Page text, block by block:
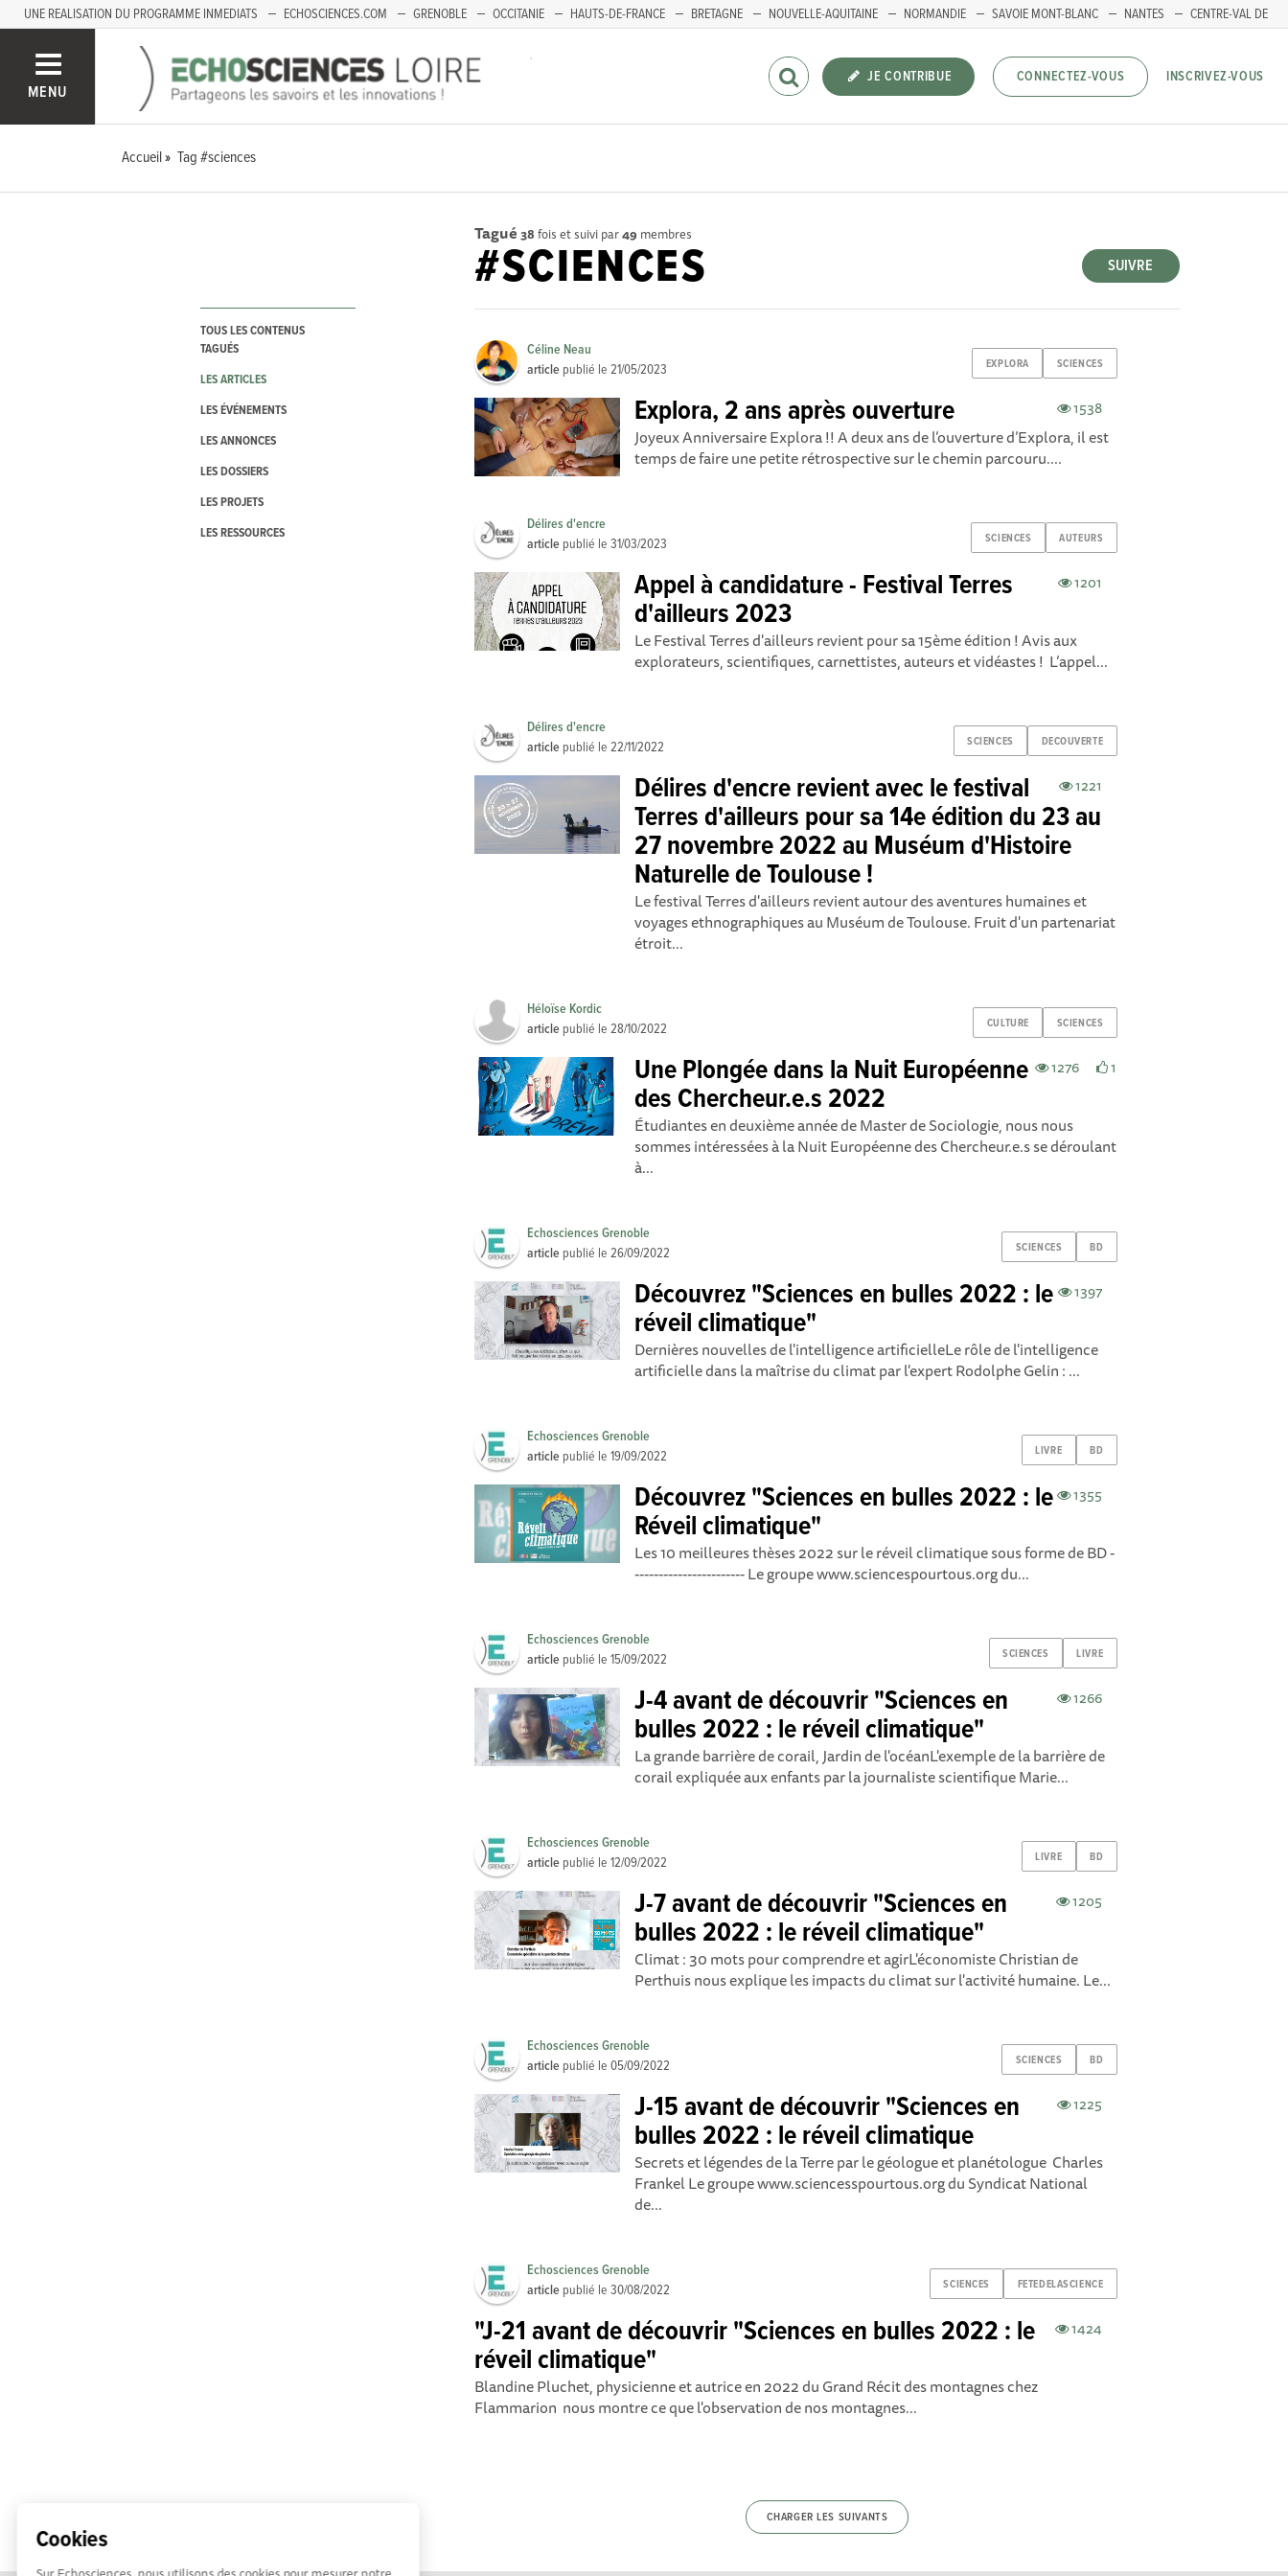
Cookies
UNE REALISATION DU PROGRAMME INMEDIATS ECHOSCIENCES.COM GRENOBLE OCCITANIE HAUTS-DE-FRANCE BRETAGNE NOUVELLE-AQUITAINE NORMANDIE SAVOIE MONT-BLANC NANTES
CENTRE-VAL DE
MENU
JE CONTRIBUE CONNECTEZ-VOUS INSCRIVEZ-VOUS
Accueil Tag #sciences
TOUS LES CONTENUS
TAGUÉS
LES ARTICLES
LES ÉVÉNEMENTS
LES ANNONCES
LES DOSSIERS
LES PROJETS
LES RESSOURCES
Tagué 38 fois et suivi par49 membres
SUIVRE
#SCIENCES
EXPLORA SCIENCES
Céline Neau
article publié le21/05/2023
1538
Explora, 2 ans après ouverture
Joyeux Anniversaire Explora !! A deux ans de l’ouverture d’Explora, il est
temps de faire une petite rétrospective sur le chemin parcouru....
SCIENCES AUTEURS
Délires d'encre
article publié le31/03/2023
1201
Appel à candidature - Festival Terres
d'ailleurs 2023
Le Festival Terres d'ailleurs revient pour sa 15ème édition ! Avis aux
explorateurs, scientifiques, carnettistes, auteurs et vidéastes ! L’appel...
SCIENCES DECOUVERTE
Délires d'encre
article publié le22/11/2022
1221
Délires d'encre revient avec le festival
Terres d'ailleurs pour sa 14e édition du 23 au
27 novembre 2022 au Muséum d'Histoire
Naturelle de Toulouse !
Le festival Terres d'ailleurs revient autour des aventures humaines et
voyages ethnographiques au Muséum de Toulouse. Fruit d'un partenariat
étroit...
CULTURE SCIENCES
Héloïse Kordic
article publié le28/10/2022
1276 1
Une Plongée dans la Nuit Européenne
des Chercheur.e.s 2022
Étudiantes en deuxième année de Master de Sociologie, nous nous
sommes intéressées à la Nuit Européenne des Chercheur.e.s se déroulant
à...
SCIENCES BD
Echosciences Grenoble
article publié le26/09/2022
1397
Découvrez "Sciences en bulles 2022 : le
réveil climatique"
Dernières nouvelles de l'intelligence artificielleLe rôle de l'intelligence
artificielle dans la maîtrise du climat par l'expert Rodolphe Gelin : ...
LIVRE BD
Echosciences Grenoble
article publié le19/09/2022
1355
Découvrez "Sciences en bulles 2022 : le
Réveil climatique"
Les 10 meilleures thèses 2022 sur le réveil climatique sous forme de BD -
----------------------- Le groupe www.sciencespourtous.org du...
SCIENCES LIVRE
Echosciences Grenoble
article publié le15/09/2022
1266
J-4 avant de découvrir "Sciences en
bulles 2022 : le réveil climatique"
La grande barrière de corail, Jardin de l'océanL'exemple de la barrière de
corail expliquée aux enfants par la journaliste scientifique Marie...
LIVRE BD
Echosciences Grenoble
article publié le12/09/2022
1205
J-7 avant de découvrir "Sciences en
bulles 2022 : le réveil climatique"
Climat : 30 mots pour comprendre et agirL'économiste Christian de
Perthuis nous explique les impacts du climat sur l'activité humaine. Le...
SCIENCES BD
Echosciences Grenoble
article publié le05/09/2022
1225
J-15 avant de découvrir "Sciences en
bulles 2022 : le réveil climatique
Secrets et légendes de la Terre par le géologue et planétologue Charles
Frankel Le groupe www.sciencesspourtous.org du Syndicat National
de...
SCIENCES FETEDELASCIENCE
Echosciences Grenoble
article publié le30/08/2022
1424
"J-21 avant de découvrir "Sciences en bulles 2022 : le
réveil climatique"
Blandine Pluchet, physicienne et autrice en 2022 du Grand Récit des montagnes chez
Flammarion nous montre ce que l'observation de nos montagnes...
CHARGER LES SUIVANTS